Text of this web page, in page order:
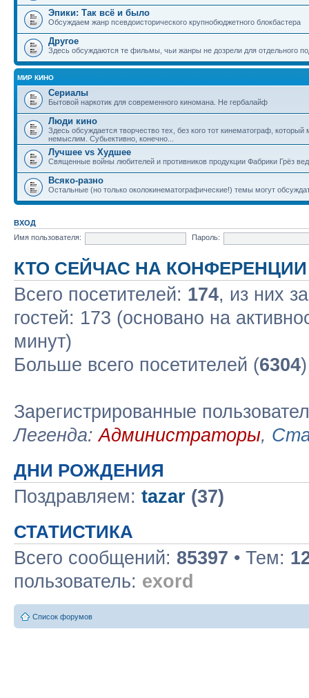
Эпики: Так всё и было
Обсуждаем жанр псевдоисторического крупнобюджетного блокбастера
Другое
Здесь обсуждаются те фильмы, чьи жанры не дозрели для отдельного
МИР КИНО
Сериалы
Бытовой наркотик для современного киномана. Не гербалайф
Люди кино
Здесь обсуждается творчество тех, без кого тот кинематограф,
немыслим. Субьективно, конечно...
Лучшее vs Худшее
Священные войны любителей и противников продукции Фабрики Грёз
Всяко-разно
Остальные (но только околокинематографические!) темы могут
ВХОД
Имя пользователя:
Пароль:
КТО СЕЙЧАС НА КОНФЕРЕНЦИИ
Всего посетителей: 174, из них
гостей: 173 (основано на
минут)
Больше всего посетителей (6304
Зарегистрированные
Легенда:Администраторы,
ДНИ РОЖДЕНИЯ
Поздравляем: tazar (37)
СТАТИСТИКА
Всего сообщений: 85397 • Тем:
пользователь: exord
Список форумов